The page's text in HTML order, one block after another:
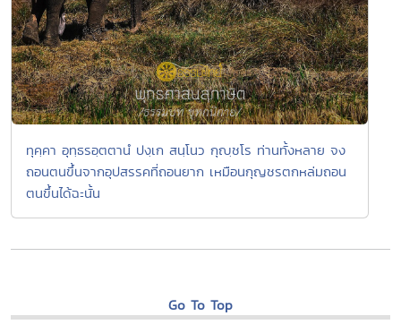
ทุคฺคา อุทฺธรอฺตตานํ ปงฺเก สนฺโนว กุญฺชโร ท่านทั้งหลาย จง
ถอนตนขึ้นจากอุปสรรคที่ถอนยาก เหมือนกุญชรตกหล่มถอน
ตนขึ้นได้ฉะนั้น
Go To Top